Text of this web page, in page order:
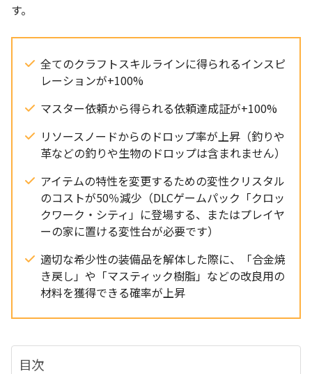
す。
全てのクラフトスキルラインに得られるインスピ
レーションが+100%
マスター依頼から得られる依頼達成証が+100%
リソースノードからのドロップ率が上昇（釣りや
革などの釣りや生物のドロップは含まれません）
アイテムの特性を変更するための変性クリスタル
のコストが50％減少（DLCゲームパック「クロッ
クワーク・シティ」に登場する、またはプレイヤ
ーの家に置ける変性台が必要です）
適切な希少性の装備品を解体した際に、「合金焼
き戻し」や「マスティック樹脂」などの改良用の
材料を獲得できる確率が上昇
目次